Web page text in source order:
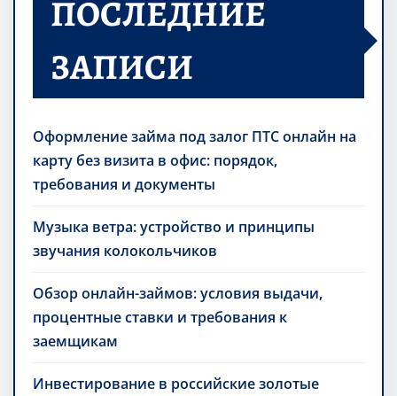
ПОСЛЕДНИЕ
ЗАПИСИ
Оформление займа под залог ПТС онлайн на
карту без визита в офис: порядок,
требования и документы
Музыка ветра: устройство и принципы
звучания колокольчиков
Обзор онлайн-займов: условия выдачи,
процентные ставки и требования к
заемщикам
Инвестирование в российские золотые